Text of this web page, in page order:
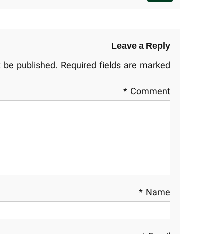
Leave a Reply
published. Required fields are marked
Comment
*
Name
*